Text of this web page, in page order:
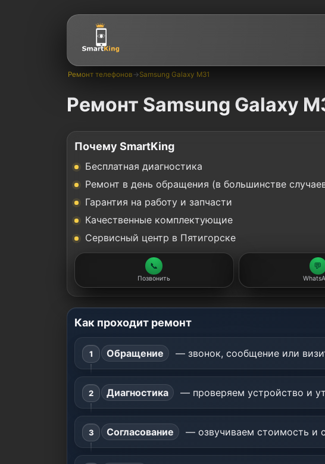
Ремонт телефонов→Samsung Galaxy M31
Ремонт Samsung Galaxy
Почему SmartKing
Бесплатная диагностика
Ремонт в день обращения (в большинстве
Гарантия на работу и запчасти
Качественные комплектующие
Сервисный центр в Пятигорске
📞
Позвонить
💬
Как проходит ремонт
Обращение — звонок, сообщение или
Диагностика — проверяем устройство и
Согласование — озвучиваем стоимость и